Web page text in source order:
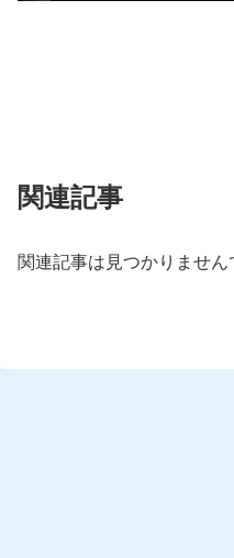
関連記事
関連記事は見つかりません